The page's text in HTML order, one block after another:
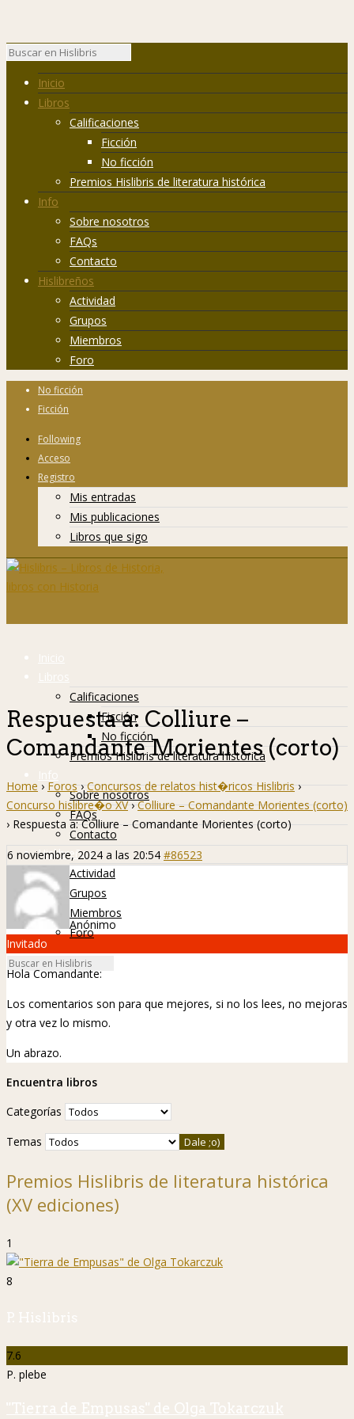
Inicio
Libros
Calificaciones
Ficción
No ficción
Premios Hislibris de literatura histórica
Info
Sobre nosotros
FAQs
Contacto
Hislibreños
Actividad
Grupos
Miembros
Foro
No ficción
Ficción
Following
Acceso
Registro
Mis entradas
Mis publicaciones
Libros que sigo
Inicio
Libros
Calificaciones
Ficción
No ficción
Premios Hislibris de literatura histórica
Info
Sobre nosotros
FAQs
Contacto
Hislibreños
Actividad
Grupos
Miembros
Foro
Respuesta a: Colliure –
Comandante Morientes (corto)
Home › Foros › Concursos de relatos hist�ricos Hislibris ›
Concurso hislibre�o XV › Colliure – Comandante Morientes (corto)
› Respuesta a: Colliure – Comandante Morientes (corto)
6 noviembre, 2024 a las 20:54 #86523
Anónimo
Invitado
Hola Comandante:
Los comentarios son para que mejores, si no los lees, no mejoras
y otra vez lo mismo.
Un abrazo.
Encuentra libros
Categorías
Temas
Premios Hislibris de literatura histórica
(XV ediciones)
1
8
P. Hislibris
7.6
P. plebe
"Tierra de Empusas" de Olga Tokarczuk